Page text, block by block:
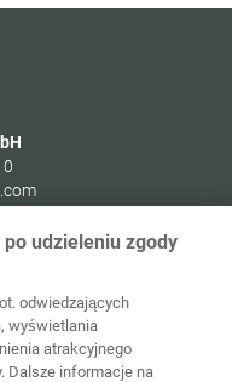
udzieleniu zgody
odwiedzających
wyświetlania
atrakcyjnego
Dalsze informacje na